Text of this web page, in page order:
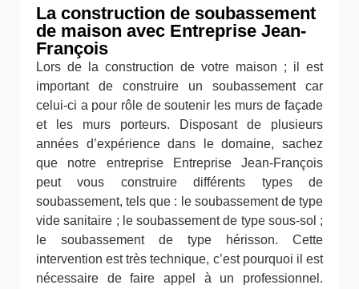
La construction de soubassement
de maison avec Entreprise Jean-
François
Lors de la construction de votre maison ; il est
important de construire un soubassement car
celui-ci a pour rôle de soutenir les murs de façade
et les murs porteurs. Disposant de plusieurs
années d’expérience dans le domaine, sachez
que notre entreprise Entreprise Jean-François
peut vous construire différents types de
soubassement, tels que : le soubassement de type
vide sanitaire ; le soubassement de type sous-sol ;
le soubassement de type hérisson. Cette
intervention est très technique, c’est pourquoi il est
nécessaire de faire appel à un professionnel.